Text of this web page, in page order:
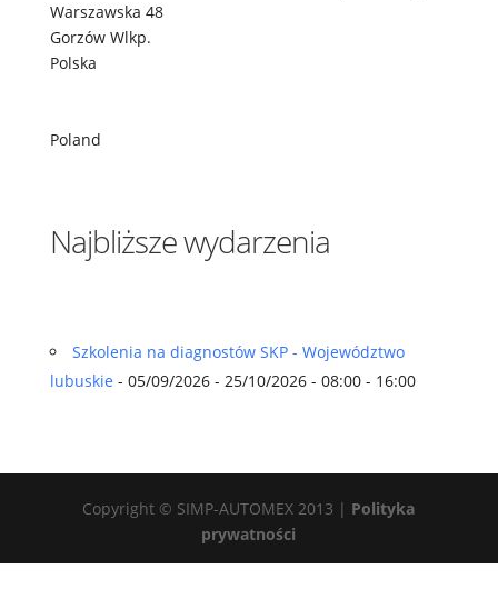
Warszawska 48
Gorzów Wlkp.
Polska
Poland
Najbliższe wydarzenia
Szkolenia na diagnostów SKP - Województwo
lubuskie - 05/09/2026 - 25/10/2026 - 08:00 - 16:00
Copyright © SIMP-AUTOMEX 2013 | Polityka
prywatności